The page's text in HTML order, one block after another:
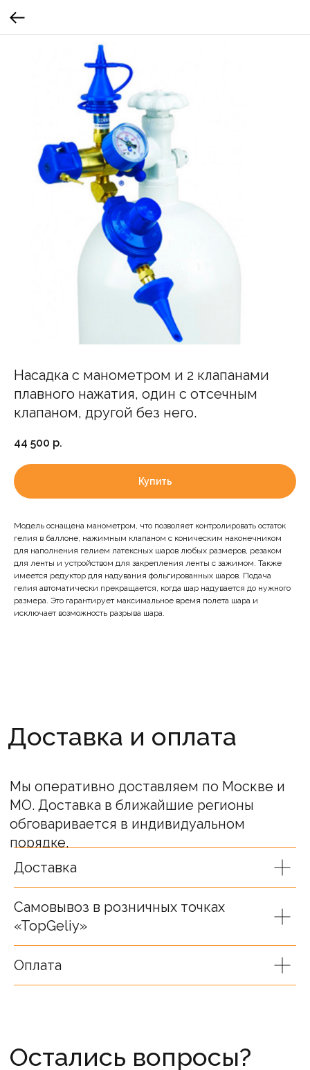
Насадка с манометром и 2 клапанами
плавного нажатия, один с отсечным
клапаном, другой без него.
44 500 р.
Купить
Модель оснащена манометром, что позволяет контролировать остаток
гелия в баллоне, нажимным клапаном с коническим наконечником
для наполнения гелием латексных шаров любых размеров, резаком
для ленты и устройством для закрепления ленты с зажимом. Также
имеется редуктор для надувания фольгированных шаров. Подача
гелия автоматически прекращается, когда шар надувается до нужного
размера. Это гарантирует максимальное время полета шара и
исключает возможность разрыва шара.
Доставка и оплата
Мы оперативно доставляем по Москве и
МО. Доставка в ближайшие регионы
обговаривается в индивидуальном
порядке.
Стоимость товаров на сайте не является
Доставка
Самовывоз в розничных точках
«TopGeliy»
Оплата
Остались вопросы?
Оставьте свой номер или позвоните нам!
Наши менеджеры проконсультируют.
Ваше имя